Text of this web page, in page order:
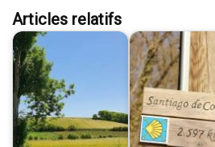
Articles relatifs